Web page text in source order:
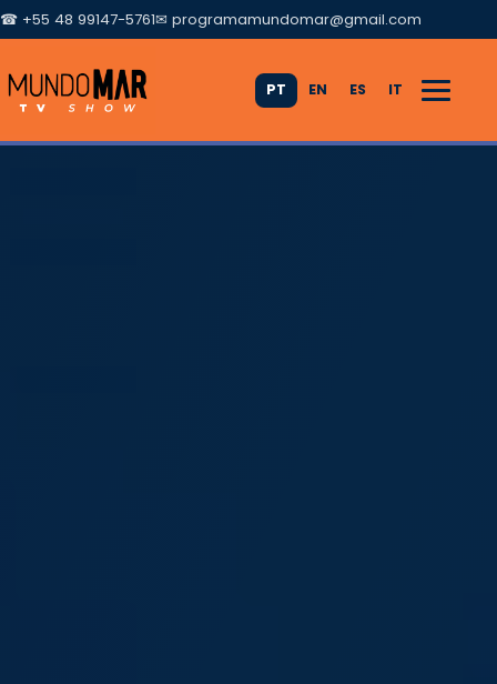
☎ +55 48 99147-5761✉ programamundomar@gmail.com
PT EN ES IT